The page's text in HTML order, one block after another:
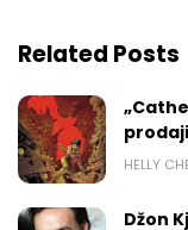
Related Posts
HELLY
Džon